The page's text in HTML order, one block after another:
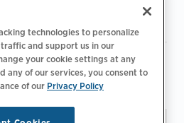
| Choix de confidentialité
d'accessibilité |
Code de
| CA Forced and Child Labour Report
technologies to personalize
and support us in our
your cookie settings at any
any of our services, you consent to
of our Privacy Policy